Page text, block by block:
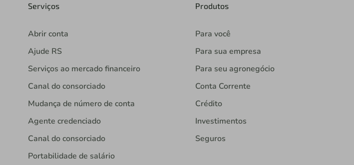
Serviços
Abrir conta
Ajude RS
Serviços ao mercado financeiro
Canal do consorciado
Mudança de número de conta
Agente credenciado
Canal do consorciado
Portabilidade de salário
Produtos
Para você
Para sua empresa
Para seu agronegócio
Conta Corrente
Crédito
Investimentos
Seguros